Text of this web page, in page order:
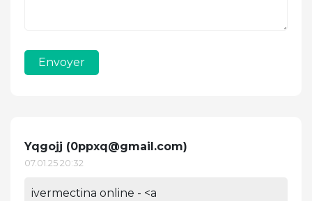
Envoyer
Yqgojj (0ppxq@gmail.com)
07.01.25 20:32
ivermectina online - <a